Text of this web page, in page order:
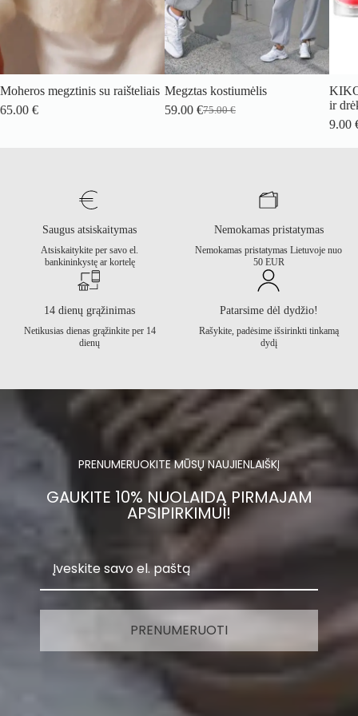
Moheros megztinis su raišteliais
65.00 €
Megztas kostiumėlis
75.00€
Original
59.00€Current
ir
9.00
Saugus atsiskaitymas
Atsiskaitykite per savo el.
bankininkystę ar kortelę
Nemokamas pristatymas
Nemokamas pristatymas Lietuvoje nuo
50 EUR
14 dienų grąžinimas
Netikusias dienas grąžinkite per 14
dienų
Patarsime dėl dydžio!
Rašykite, padėsime išsirinkti tinkamą
dydį
PRENUMERUOKITE MŪSŲ NAUJIENLAIŠKĮ
GAUKITE 10% NUOLAIDĄ PIRMAJAM
APSIPIRKIMUI!
PRENUMERUOTI